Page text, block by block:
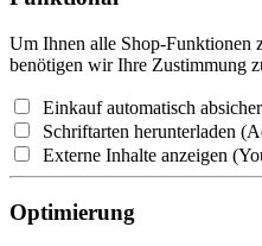
Um Ihnen alle Shop-Funktionen
benötigen wir Ihre Zustimmung
Einkauf automatisch
Schriftarten herunterladen
Externe Inhalte anzeigen
Optimierung